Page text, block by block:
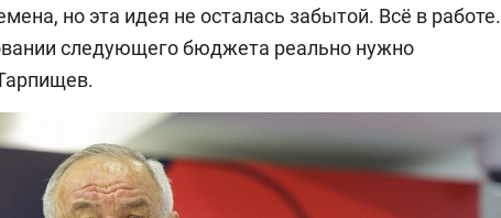
но эта идея не осталась забытой. Всё в работе.
следующего бюджета реально нужно